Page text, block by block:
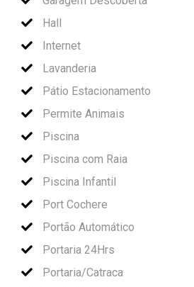
Hall
Internet
Lavanderia
Pátio Estacionamento
Permite Animais
Piscina
Piscina com Raia
Piscina Infantil
Port Cochere
Portão Automático
Portaria 24Hrs
Portaria/Catraca